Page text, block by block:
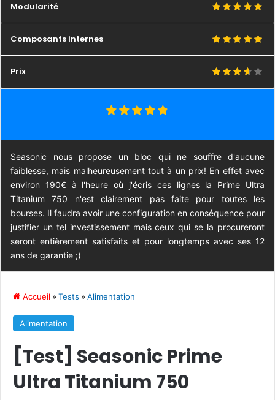
Modularité
Composants internes
Prix
Seasonic nous propose un bloc qui ne souffre d'aucune
faiblesse, mais malheureusement tout à un prix! En effet avec
environ 190€ à l'heure où j'écris ces lignes la Prime Ultra
Titanium 750 n'est clairement pas faite pour toutes les
bourses. Il faudra avoir une configuration en conséquence pour
justifier un tel investissement mais ceux qui se la procureront
seront entièrement satisfaits et pour longtemps avec ses 12
ans de garantie ;)
Accueil » Tests » Alimentation
Alimentation
[Test] Seasonic Prime
Ultra Titanium 750